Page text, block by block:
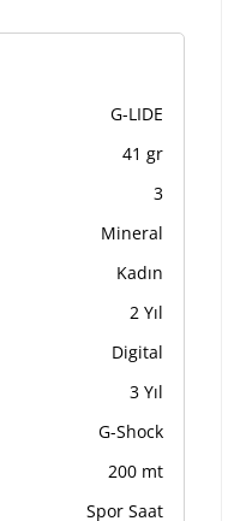
G-LIDE
41 gr
3
Mineral
Kadın
2 Yıl
Digital
3 Yıl
G-Shock
200 mt
Spor Saat